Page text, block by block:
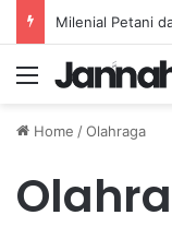
Menu
Home /Olahraga